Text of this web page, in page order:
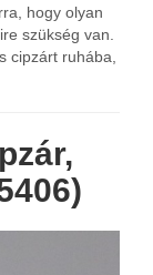
hogy olyan
szükség van.
cipzárt ruhába,